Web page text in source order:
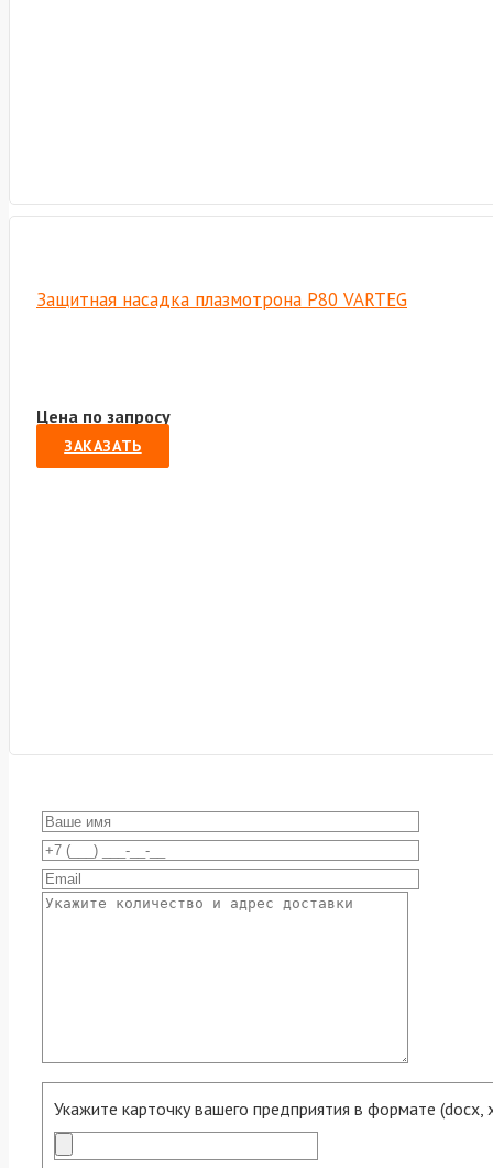
Защитная насадка плазмотрона Р80 VARTEG
Цена по запросу
ЗАКАЗАТЬ
Укажите карточку вашего предприятия в формате (docx,